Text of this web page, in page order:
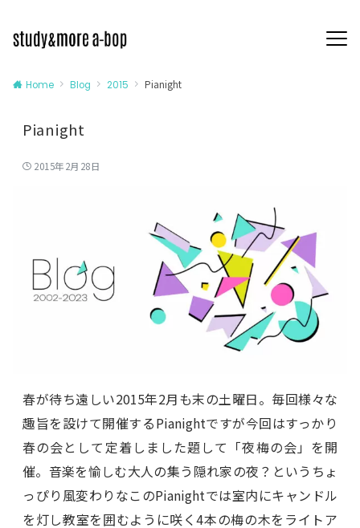
Home Blog 2015 Pianight
Pianight
2015年2月28日
春が待ち遠しい2015年2月も末の土曜日。毎回様々な
趣旨を設けて開催するPianightですが今回はすっかり
春の会として定着しました題して「夜梅の会」を開
催。音楽を愉しむ大人の集う隠れ家の夜？というちょ
っぴり風変わりなこのPianightでは室内にキャンドル
を灯し教室を囲むように咲く4本の梅の木をライトア